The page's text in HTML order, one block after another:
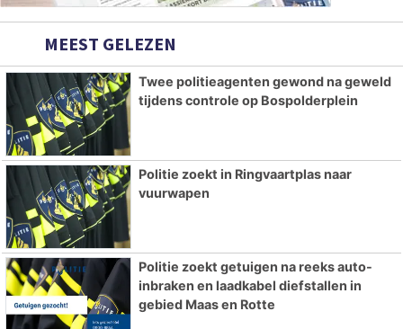
MEEST GELEZEN
Twee politieagenten gewond na geweld
tijdens controle op Bospolderplein
Politie zoekt in Ringvaartplas naar
vuurwapen
Politie zoekt getuigen na reeks auto-
inbraken en laadkabel diefstallen in
gebied Maas en Rotte